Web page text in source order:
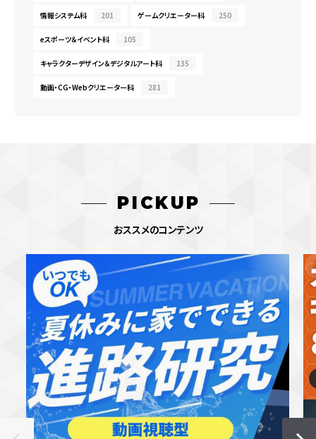
情報システム科 201 ゲームクリエーター科 250
eスポーツ＆イベント科 105
キャラクターデザイン＆デジタルアート科 135
動画・CG・Webクリエーター科 281
PICKUP
おススメのコンテンツ